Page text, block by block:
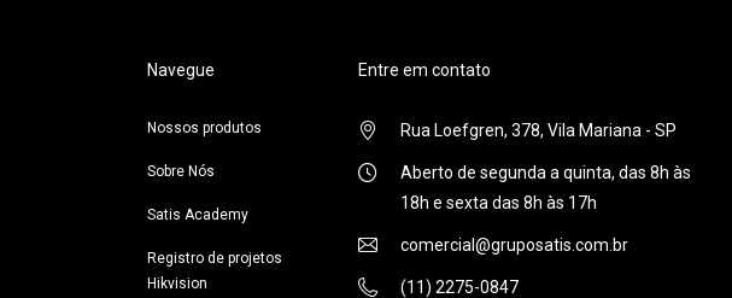
Navegue
Nossos produtos
Sobre Nós
Satis Academy
Registro de projetos
Hikvision
Entre em contato
Rua Loefgren, 378, Vila Mariana - SP
Aberto de segunda a quinta, das 8h às
18h e sexta das 8h às 17h
comercial@gruposatis.com.br
(11) 2275-0847